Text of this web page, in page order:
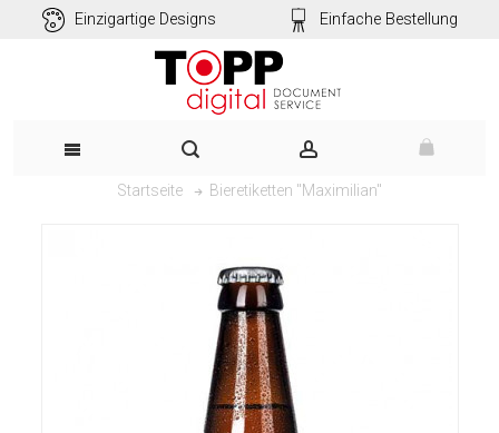
Einzigartige Designs Einfache Bestellung
Startseite Bieretiketten "Maximilian"